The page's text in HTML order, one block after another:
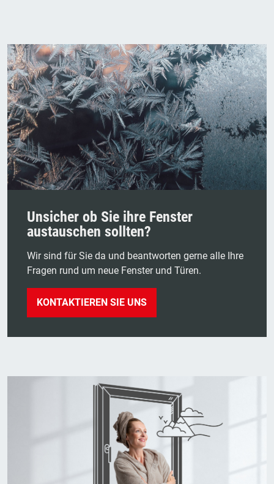
Unsicher ob Sie ihre Fenster
austauschen sollten?
Wir sind für Sie da und beantworten gerne alle Ihre
Fragen rund um neue Fenster und Türen.
KONTAKTIEREN SIE UNS